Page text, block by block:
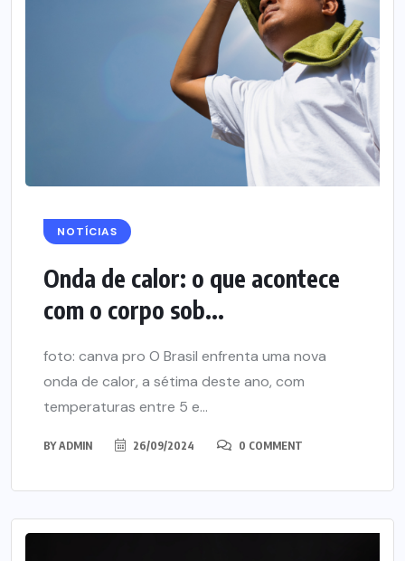
NOTÍCIAS
Onda de calor: o que acontece
com o corpo sob...
foto: canva pro O Brasil enfrenta uma nova
onda de calor, a sétima deste ano, com
temperaturas entre 5 e...
BYADMIN 26/09/2024 0 COMMENT